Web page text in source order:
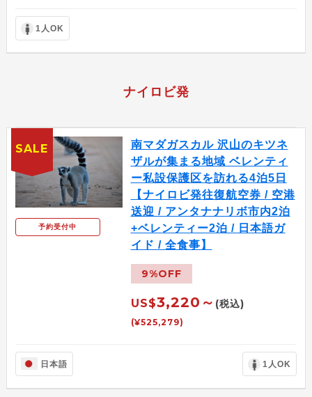
1人OK
ナイロビ発
予約受付中
南マダガスカル 沢山のキツネ
ザルが集まる地域 ベレンティ
ー私設保護区を訪れる4泊5日
【ナイロビ発往復航空券 / 空港
送迎 / アンタナナリボ市内2泊
+ベレンティー2泊 / 日本語ガ
イド / 全食事】
9%OFF
US$3,220～ (税込)
(¥525,279)
日本語 1人OK
SALE